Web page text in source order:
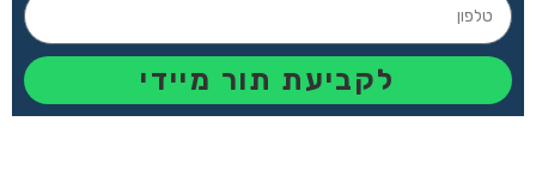
לקביעת תור מיידי